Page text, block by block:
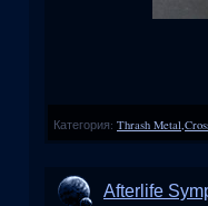
Категория: Thrash
Afterlife